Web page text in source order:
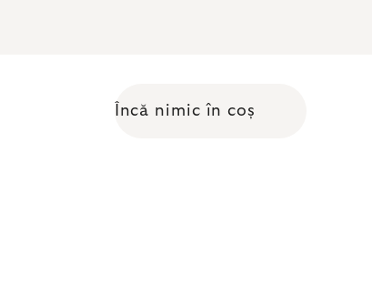
Coş de cumpărături
Încă nimic în coș